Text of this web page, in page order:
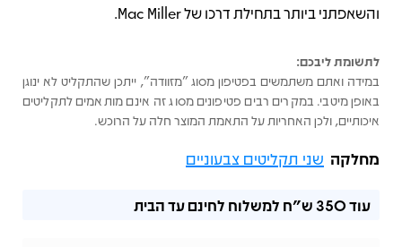
והשאפתני ביותר בתחילת דרכו של Mac Miller.
לתשומת ליבכם:
במידה ואתם משתמשים בפטיפון מסוג "מזוודה", ייתכן שהתקליט לא ינוגן
באופן מיטבי. במקרים רבים פטיפונים מסוג זה אינם מותאמים לתקליטים
איכותיים, ולכן האחריות על התאמת המוצר חלה על הרוכש.
מחלקה שני תקליטים צבעוניים
עוד350 ש"ח למשלוח לחינם עד הבית